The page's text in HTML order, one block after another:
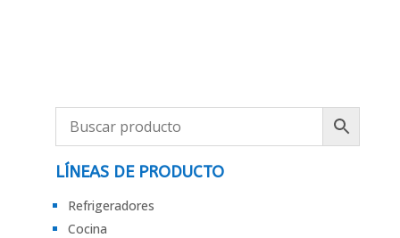
LÍNEAS DE PRODUCTO
Refrigeradores
Cocina